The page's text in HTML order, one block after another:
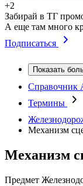
+2
Забирай в ТГ
А еще там много
Подписаться
Показать
Справочник
Термины
Механизм
Механизм
Предмет